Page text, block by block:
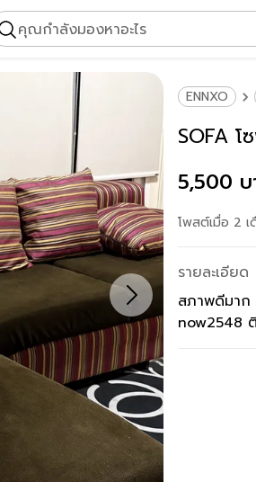
คุณกำลังมองหาอะไร
ENNXO
SOFA
5,500 บ
โพสต์เมื่อ 2 เ
รายละเอียด
สภาพดีมาก
now2548